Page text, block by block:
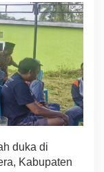
duka di
Kabupaten